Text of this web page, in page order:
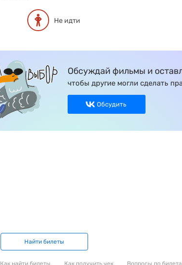
Не идти
Обсуждай фильмы и
чтобы другие могли сделать
Обсудить
Найти билеты
Как найти билеты Как получить чек Вопросы по